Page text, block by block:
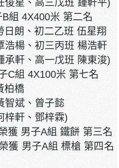
高三戊班 鍾軒平)
組 4X400米 第二名
朗、初二乙班 伍星翔
初三丙班 楊浩軒
高一戊班 陳東浚)
C組 4X100米 第七名
橋
、曾子懿
、鄧梓霖)
獲 男子A組 鐵餅 第三名
獲 男子A組 標槍 第四名